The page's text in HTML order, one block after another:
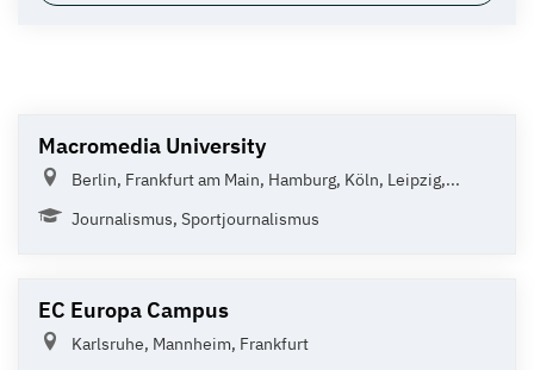
Macromedia University
Berlin, Frankfurt am Main, Hamburg, Köln, Leipzig,...
Journalismus, Sportjournalismus
EC Europa Campus
Karlsruhe, Mannheim, Frankfurt